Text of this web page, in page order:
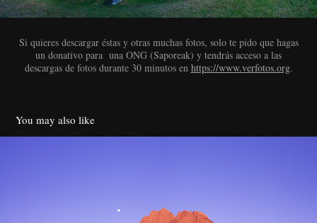
Si quieres descargar éstas y otras muchas fotos, solo te pido que hagas
un donativo para una ONG (Saporeak) y tendrás acceso a las
descargas de fotos durante 30 minutos en https://www.verfotos.org.
You may also like
Circo de Lescun